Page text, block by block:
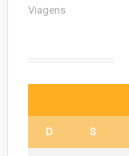
Viagens
D S